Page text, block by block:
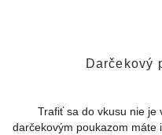
Darčekový
Trafiť sa do vkusu nie je
darčekovým poukazom máte